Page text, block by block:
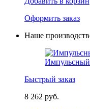
Оформить заказ
Наше
Импульсный
Быстрый заказ
8 262 руб.